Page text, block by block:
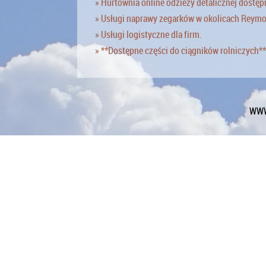
» Usługi naprawy zegarków w okolicach
» Usługi logistyczne dla firm.
» **Dostępne części do ciągników rolniczych**